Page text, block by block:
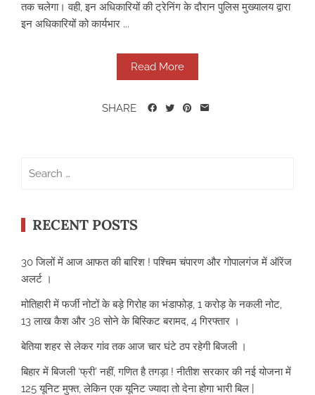
तक चलेगा। वही, इन अधिकारियों की ट्रेनिंग के दौरान पुलिस मुख्यालय द्वारा
इन अधिकारियों को कार्यभार ...
Read More
SHARE
RECENT POSTS
30 जिलों में आज आफत की बारिश ! पश्चिम चंपारण और गोपालगंज में ऑरेंज
अलर्ट ।
मोतिहारी में फर्जी नोटों के बड़े गिरोह का भंडाफोड़, 1 करोड़ के नकली नोट,
13 लाख कैश और 38 सोने के बिस्किट बरामद, 4 गिरफ्तार ।
बेतिया शहर से लेकर गांव तक आज चार घंटे ठप रहेगी बिजली ।
बिहार में बिजली ‘फ्री’ नहीं, गणित है तगड़ा ! नीतीश सरकार की नई योजना में
125 यूनिट मुफ्त, लेकिन एक यूनिट ज्यादा तो देना होगा भारी बिल |